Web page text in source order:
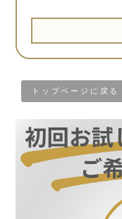
トップページに戻る